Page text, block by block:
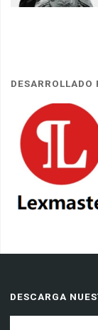
DESCARGA